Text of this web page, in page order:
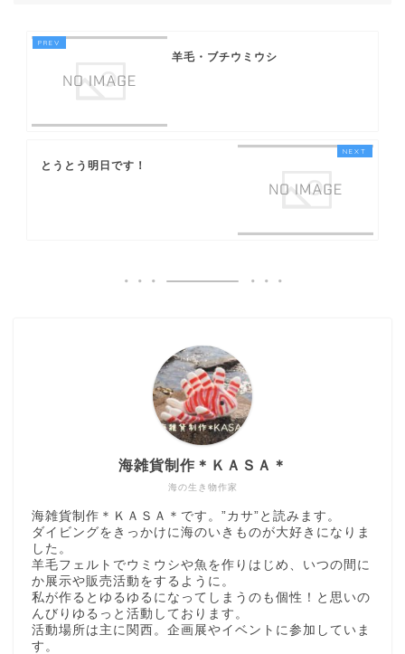
羊毛・ブチウミウシ
とうとう明日です！
海の生き物作家
海雑貨制作＊ＫＡＳＡ＊
海雑貨制作＊ＫＡＳＡ＊です。”カサ”と読みます。
ダイビングをきっかけに海のいきものが大好きになりま
した。
羊毛フェルトでウミウシや魚を作りはじめ、いつの間に
か展示や販売活動をするように。
私が作るとゆるゆるになってしまうのも個性！と思いの
んびりゆるっと活動しております。
活動場所は主に関西。企画展やイベントに参加していま
す。